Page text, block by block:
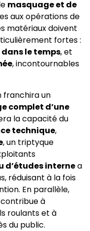
masquage et de
aux opérations de
matériaux doivent
fortes :
le temps, et
, incontournables
franchira un
complet d’une
la capacité du
technique,
, un triptyque
d’études internea
réduisant à la fois
En parallèle,
à
roulants et à
du public.